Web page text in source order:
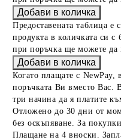
Предоставената таблица
продукта в количката си
при поръчка ще можете да
Когато плащате с NewPay,
поръчката Ви вместо Вас.
три начина да я платите
Отложено до 30 дни от
без оскъпяване. За
Плащане на 4 вноски.